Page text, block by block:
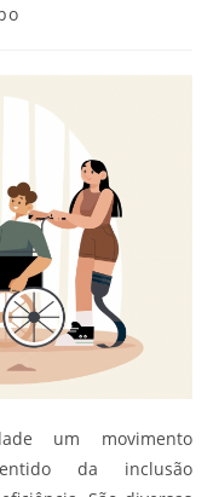
um movimento
da inclusão